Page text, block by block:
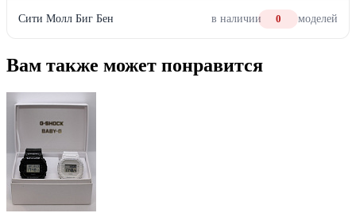
Сити Молл Биг Бен в наличии 0 моделей
Вам также может понравится